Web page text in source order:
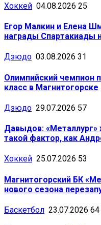
Хоккей 04.08.2026 25
Егор Малкин и Елена
награды Спартакиады
Дзюдо 03.08.2026 31
Олимпийский чемпион
класс в Магнитогорске
Дзюдо 29.07.2026 57
Давыдов: «Металлург»
такой фактор, как
Хоккей 25.07.2026 53
Магнитогорский БК
нового сезона
Баскетбол 23.07.2026 64